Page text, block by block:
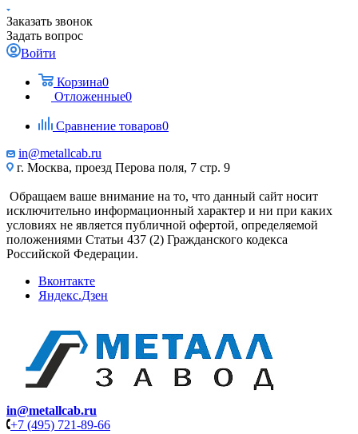
Заказать звонок
Задать вопрос
Войти
Корзина0
Отложенные0
Сравнение товаров0
in@metallcab.ru
г. Москва, проезд Перова поля, 7 стр. 9
Обращаем ваше внимание на то, что данный сайт носит
исключительно информационный характер и ни при каких
условиях не является публичной офертой, определяемой
положениями Статьи 437 (2) Гражданского кодекса
Российской Федерации.
Вконтакте
Яндекс.Дзен
in@metallcab.ru
+7 (495) 721-89-66